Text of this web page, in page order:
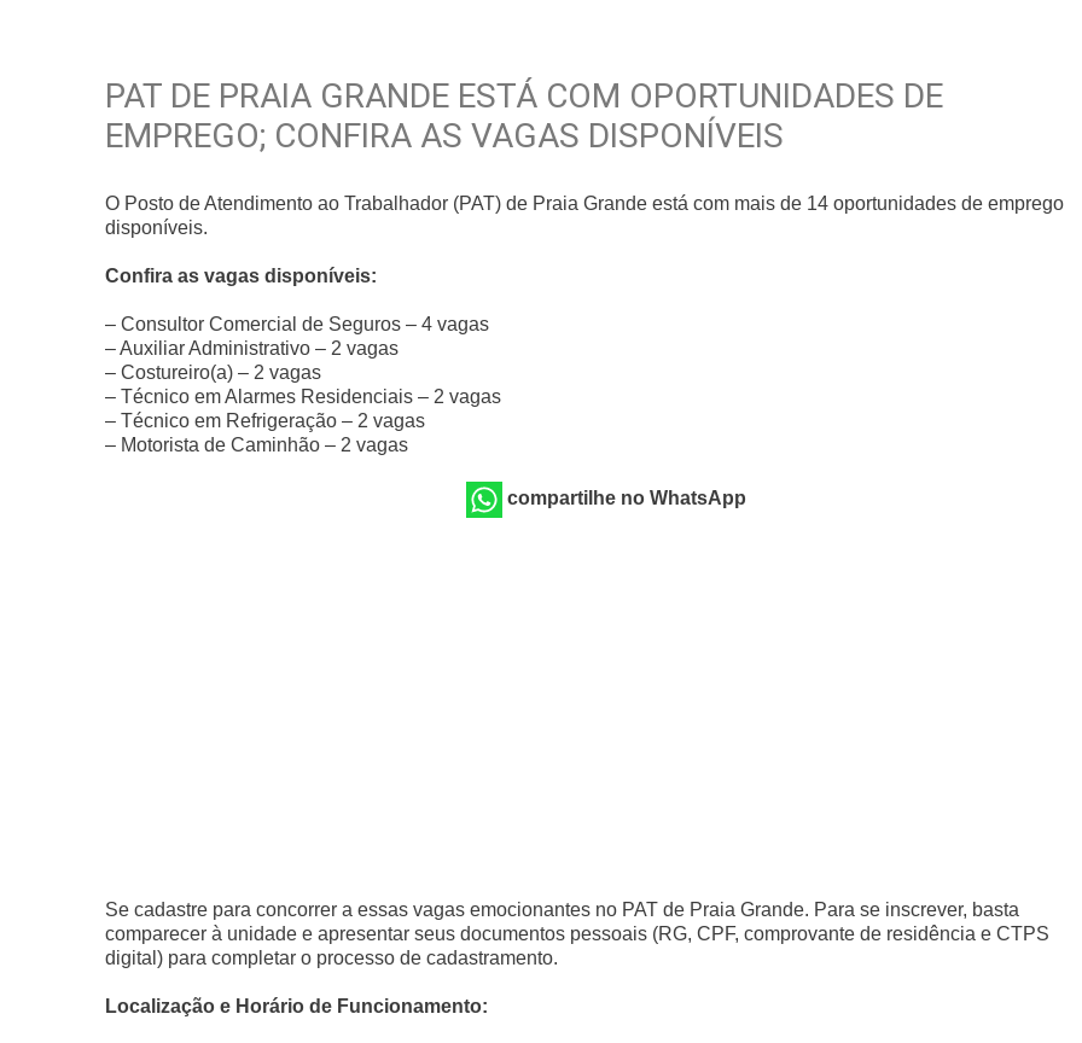
PAT DE PRAIA GRANDE ESTÁ COM OPORTUNIDADES DE
EMPREGO; CONFIRA AS VAGAS DISPONÍVEIS
O Posto de Atendimento ao Trabalhador (PAT) de Praia Grande está com mais de 14 oportunidades de emprego
disponíveis.
Confira as vagas disponíveis:
– Consultor Comercial de Seguros – 4 vagas
– Auxiliar Administrativo – 2 vagas
– Costureiro(a) – 2 vagas
– Técnico em Alarmes Residenciais – 2 vagas
– Técnico em Refrigeração – 2 vagas
– Motorista de Caminhão – 2 vagas
compartilhe no WhatsApp
Se cadastre para concorrer a essas vagas emocionantes no PAT de Praia Grande. Para se inscrever, basta
comparecer à unidade e apresentar seus documentos pessoais (RG, CPF, comprovante de residência e CTPS
digital) para completar o processo de cadastramento.
Localização e Horário de Funcionamento: